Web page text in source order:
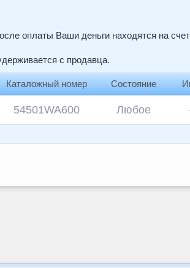
оплаты Ваши деньги находятся на
с продавца.
Каталожный номер Состояние
54501WA600 Любое